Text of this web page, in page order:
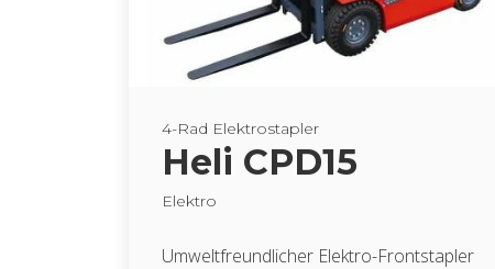
4-Rad Elek­tro­stap­ler
Heli CPD15
Elek­tro
Um­welt­freund­li­cher Elek­tro-Front­stap­ler